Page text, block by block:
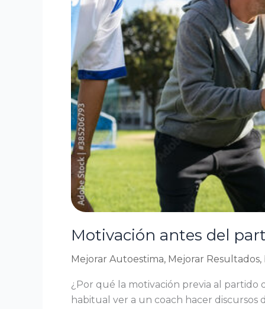
Motivación antes del
Mejorar Autoestima, Mejorar Resultados,
¿Por qué la motivación previa al
habitual ver a un coach hacer
es
la
inspiración